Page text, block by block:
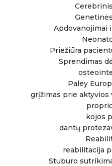
Apdovanojimai
Priežiūra
Sprendimas
Paley
grįžimas prie
kojos
dantų
reabilitacija
Stuburo